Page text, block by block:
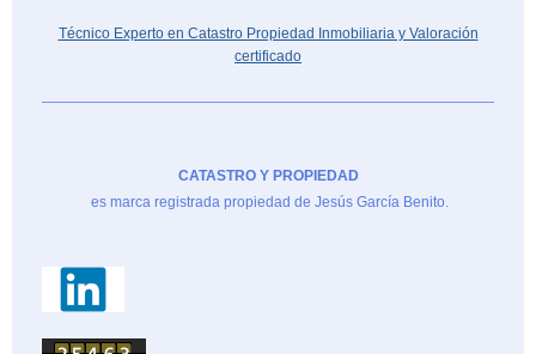
Técnico Experto en Catastro Propiedad Inmobiliaria y Valoración
certificado
CATASTRO Y PROPIEDAD
es marca registrada propiedad de Jesús García Benito.